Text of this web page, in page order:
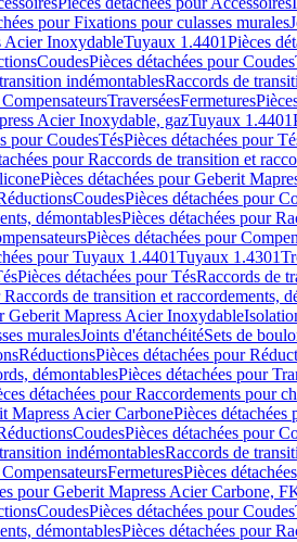
pour Fixations pour culasses murales
Acier InoxydableTuyaux 1.4401Pièces
CoudesPièces détachées pour Coudes
indémontablesRaccords de
TraverséesFermetures
Acier Inoxydable, gazTuyaux 1.4401
pour CoudesTésPièces détachées pour
pour Raccords de transition et
Pièces détachées pour Geberit
CoudesPièces détachées pour
démontablesPièces détachées pour
Pièces détachées pour
pour Tuyaux 1.4401Tuyaux 1.4301
Pièces détachées pour TésRaccords de
Raccords de transition et raccordements,
Geberit Mapress Acier Inoxydable
muralesJoints d'étanchéitéSets de
RéductionsPièces détachées pour
démontablesPièces détachées pour
détachées pour Raccordements pour
Mapress Acier CarbonePièces
CoudesPièces détachées pour
indémontablesRaccords de
FermeturesPièces
pour Geberit Mapress Acier Carbone,
CoudesPièces détachées pour Coudes
démontablesPièces détachées pour